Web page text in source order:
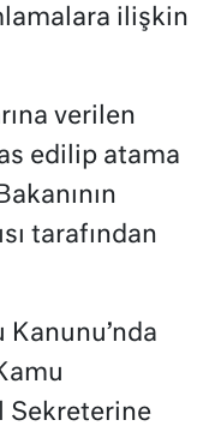
ilişkin
verilen
edilip atama
tarafından
Sekreterine